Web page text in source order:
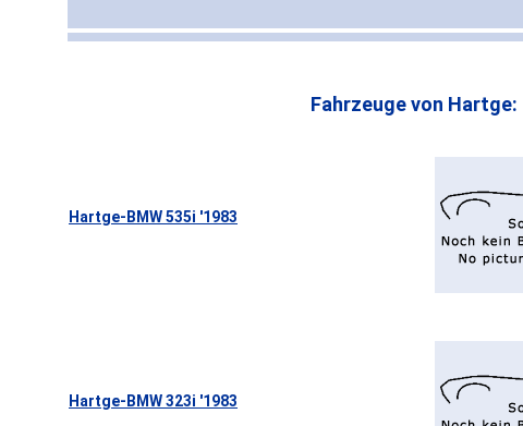
Fahrzeuge von Hartge:
Hartge-BMW 535i '1983
Hartge-BMW 323i '1983